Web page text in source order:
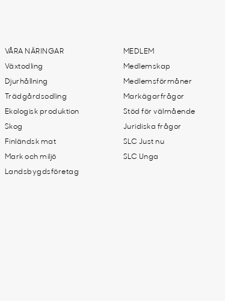
VÅRA NÄRINGAR
Växtodling
Djurhållning
Trädgårdsodling
Ekologisk produktion
Skog
Finländsk mat
Mark och miljö
Landsbygdsföretag
MEDLEM
Medlemskap
Medlemsförmåner
Markägarfrågor
Stöd för välmående
Juridiska frågor
SLC Just nu
SLC Unga